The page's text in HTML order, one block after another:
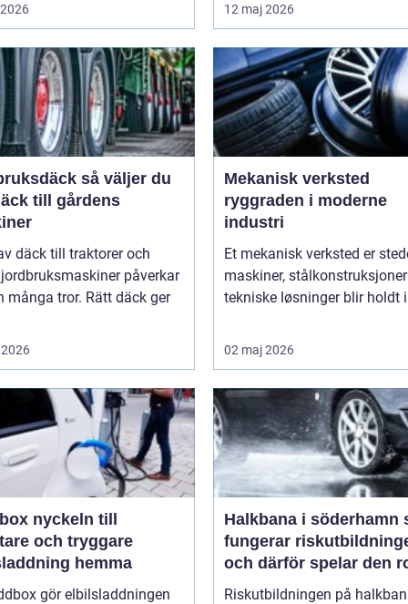
12 maj 2026
så väljer du
till gårdens
däck till traktorer och
påverkar
många tror. Rätt däck ger
Mekanisk verksted
ryggraden i moderne
industri
Et mekanisk verksted er
maskiner,
tekniske løsninger blir holdt
02 maj 2026
till
och tryggare
hemma
gör elbilsladdningen
Halkbana i söderhamn så
fungerar
och därför spelar den
Riskutbildningen på